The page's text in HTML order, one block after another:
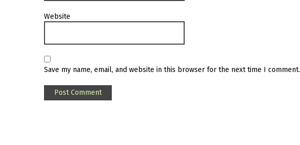
Website
Save my name, email, and website in this browser for the next time I comment.